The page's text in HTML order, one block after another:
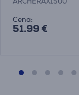
Cena:
51.99 €